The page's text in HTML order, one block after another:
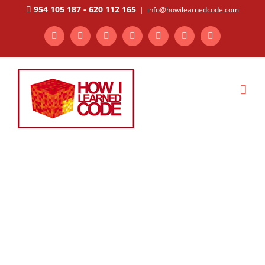
contenido
954 105 187 - 620 112 165 | info@howilearnedcode.com
WhatsAppFacebook
X InstagramYouTubePinterestLinkedIn